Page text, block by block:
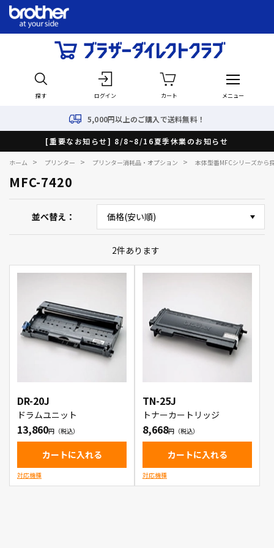
探す ログイン カート メニュー
5,000円以上のご購入で送料無料！
[重要なお知らせ] 8/8~8/16夏季休業のお知らせ
ホーム > プリンター > プリンター消耗品・オプション > 本体型番MFCシリーズから
MFC-7420
並べ替え
2件あります
DR-20J
ドラムユニット
13,860
カートに入れる
対応機種
TN-25J
トナーカートリッジ
8,668
カートに入れる
対応機種